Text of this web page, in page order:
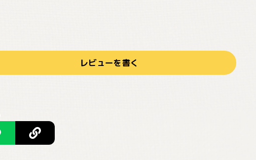
レビューを書く